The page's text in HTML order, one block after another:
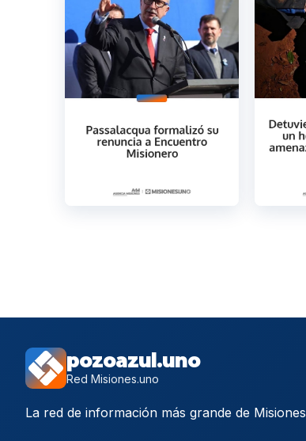
pozoazul.uno
Red Misiones.uno
La red de información más grande de Misiones